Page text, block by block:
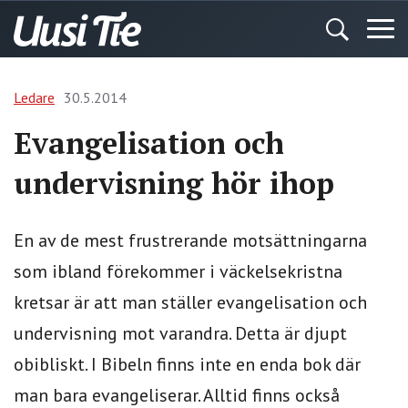
Ledare 30.5.2014
Evangelisation och
undervisning hör ihop
En av de mest frustrerande motsättningarna
som ibland förekommer i väckelsekristna
kretsar är att man ställer evangelisation och
undervisning mot varandra. Detta är djupt
obibliskt. I Bibeln finns inte en enda bok där
man bara evangeliserar. Alltid finns också